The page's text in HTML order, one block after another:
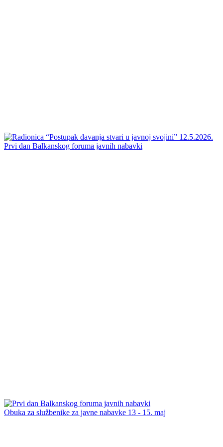
Prvi dan Balkanskog foruma javnih nabavki
Obuka za službenike za javne nabavke 13 - 15. maj